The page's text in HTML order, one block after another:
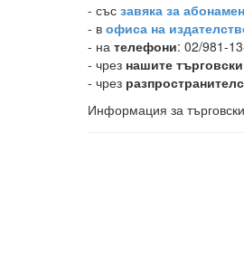
- със завяка за
- в офиса на
- на телефони: 02/981-
- чрез нашите
- чрез
Информация за